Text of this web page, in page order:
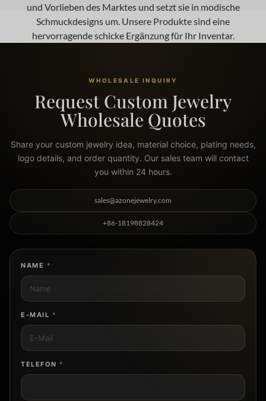
und Vorlieben des Marktes und setzt sie in modische
Schmuckdesigns um. Unsere Produkte sind eine
hervorragende schicke Ergänzung für Ihr Inventar.
WHOLESALE INQUIRY
Request Custom Jewelry
Wholesale Quotes
Share your custom jewelry idea, material choice, plating needs,
logo details, and order quantity. Our sales team will contact
you within 24 hours.
sales@azonejewelry.com
+86-18198828424
NAME *
E-MAIL *
TELEFON *